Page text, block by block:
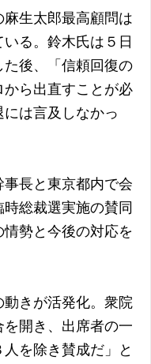
生太郎最高顧問は
る。鈴木氏は５日
後、「信頼回復の
ら出直すことが必
は言及しなかっ
長と東京都内で会
総裁選実施の賛同
勢と今後の対応を
きが活発化。衆院
開き、出席者の一
を除き賛成だ」と